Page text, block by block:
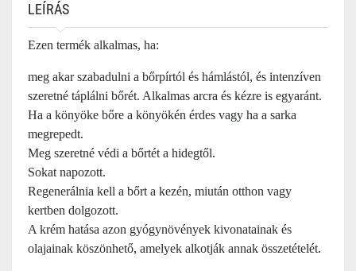
LEÍRÁS
Ezen termék alkalmas, ha:
meg akar szabadulni a bőrpírtól és hámlástól, és intenzíven
szeretné táplálni bőrét. Alkalmas arcra és kézre is egyaránt.
Ha a könyöke bőre a könyökén érdes vagy ha a sarka
megrepedt.
Meg szeretné védi a bőrtét a hidegtől.
Sokat napozott.
Regenerálnia kell a bőrt a kezén, miután otthon vagy
kertben dolgozott.
A krém hatása azon gyógynövények kivonatainak és
olajainak köszönhető, amelyek alkotják annak összetételét.